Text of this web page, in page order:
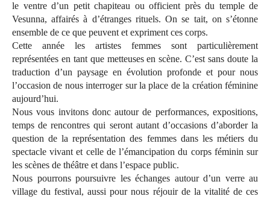
le ventre d’un petit chapiteau ou officient près du temple de
Vesunna, affairés à d’étranges rituels. On se tait, on s’étonne
ensemble de ce que peuvent et expriment ces corps.
Cette année les artistes femmes sont particulièrement
représentées en tant que metteuses en scène. C’est sans doute la
traduction d’un paysage en évolution profonde et pour nous
l’occasion de nous interroger sur la place de la création féminine
aujourd’hui.
Nous vous invitons donc autour de performances, expositions,
temps de rencontres qui seront autant d’occasions d’aborder la
question de la représentation des femmes dans les métiers du
spectacle vivant et celle de l’émancipation du corps féminin sur
les scènes de théâtre et dans l’espace public.
Nous pourrons poursuivre les échanges autour d’un verre au
village du festival, aussi pour nous réjouir de la vitalité de ces